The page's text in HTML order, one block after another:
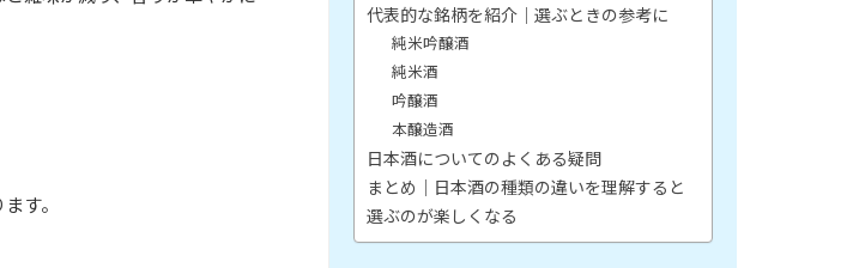
す。
代表的な銘柄を紹介｜選ぶときの参考に
純米吟醸酒
純米酒
吟醸酒
本醸造酒
日本酒についてのよくある疑問
まとめ｜日本酒の種類の違いを理解すると
選ぶのが楽しくなる